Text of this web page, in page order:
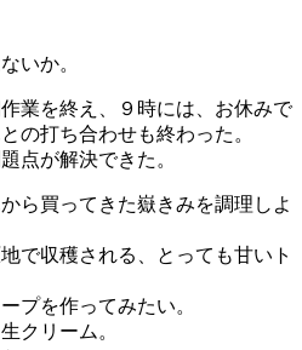
いか。
業を終え、９時には、お休みで
の打ち合わせも終わった。
点が解決できた。
ら買ってきた嶽きみを調理しよ
で収穫される、とっても甘いト
プを作ってみたい。
クリーム。